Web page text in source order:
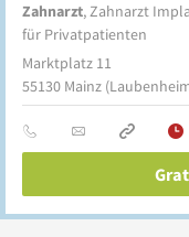
Zahnarzt, Zahnarzt
für Privatpatienten
Marktplatz 11
55130 Mainz